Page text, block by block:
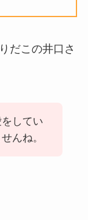
だこの井口さ
してい
んね。